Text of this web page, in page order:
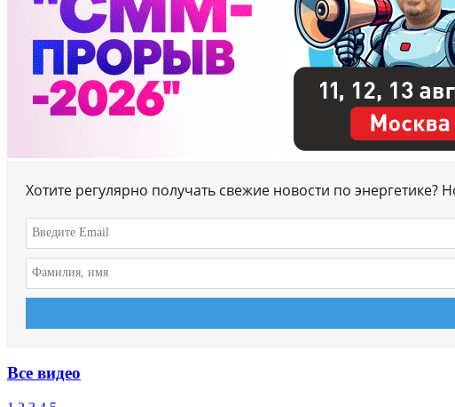
Хотите регулярно получать свежие новости по
Все видео